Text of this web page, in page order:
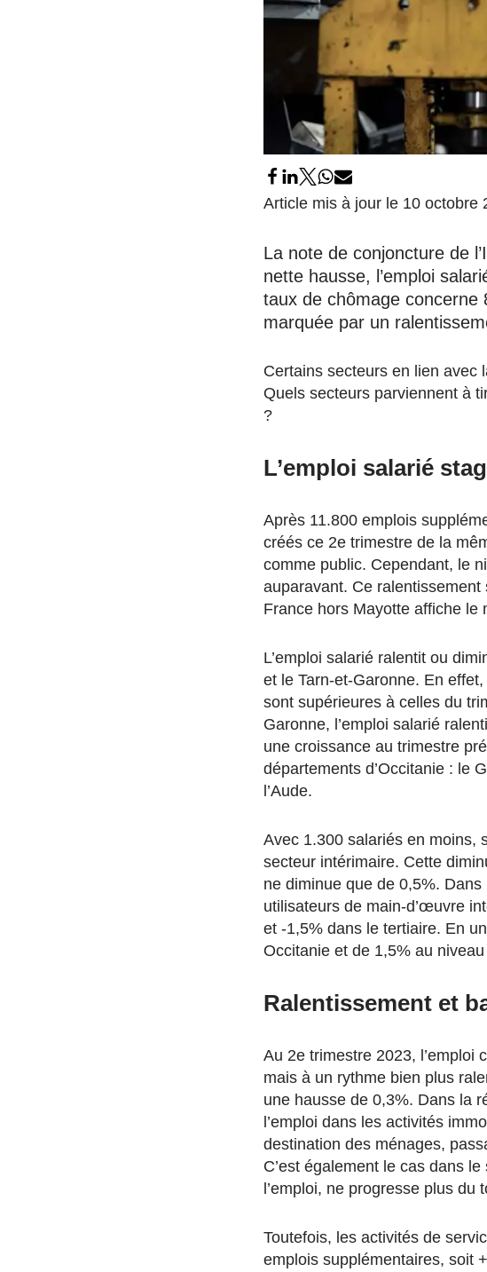
Article mis à jour le 10 octobre
La note de conjoncture de
nette hausse, l’emploi
taux de chômage concerne
marquée par un
Certains secteurs en lien avec
Quels secteurs parviennent à
?
L’emploi salarié
Après 11.800 emplois
créés ce 2e trimestre de la
comme public. Cependant, le
auparavant. Ce ralentissement
France hors Mayotte affiche le
L’emploi salarié ralentit ou
et le Tarn-et-Garonne. En
sont supérieures à celles du
Garonne, l’emploi salarié
une croissance au trimestre
départements d’Occitanie : le
l’Aude.
Avec 1.300 salariés en moins,
secteur intérimaire. Cette
ne diminue que de 0,5%.
utilisateurs de main-d’œuvre
et -1,5% dans le tertiaire. En
Occitanie et de 1,5% au
Ralentissement et
Au 2e trimestre 2023, l’emploi
mais à un rythme bien plus
une hausse de 0,3%. Dans la
l’emploi dans les activités
destination des ménages,
C’est également le cas dans
l’emploi, ne progresse plus du
Toutefois, les activités de
emplois supplémentaires, soit